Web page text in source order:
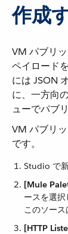
作成
VM パブリ
ペイロード
には JSON
に、一方向
ューでパブ
VM パブリ
です。
Studio で
[Mule
ースを選択
このソース
[HTTP